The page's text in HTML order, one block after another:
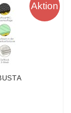
Aktion